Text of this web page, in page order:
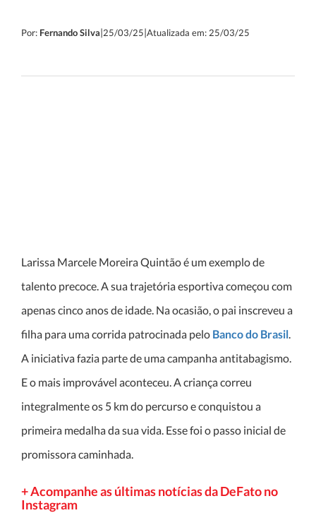
Por: Fernando Silva|25/03/25|Atualizada em: 25/03/25
Larissa Marcele Moreira Quintão é um exemplo de
talento precoce. A sua trajetória esportiva começou com
apenas cinco anos de idade. Na ocasião, o pai inscreveu a
filha para uma corrida patrocinada pelo Banco do Brasil.
A iniciativa fazia parte de uma campanha antitabagismo.
E o mais improvável aconteceu. A criança correu
integralmente os 5 km do percurso e conquistou a
primeira medalha da sua vida. Esse foi o passo inicial de
promissora caminhada.
+ Acompanhe as últimas notícias da DeFato no
Instagram